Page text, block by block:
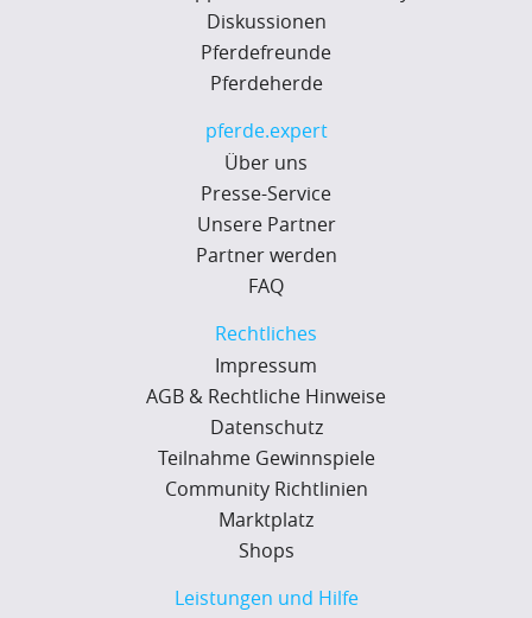
Diskussionen
Pferdefreunde
Pferdeherde
pferde.expert
Über uns
Presse-Service
Unsere Partner
Partner werden
FAQ
Rechtliches
Impressum
AGB & Rechtliche Hinweise
Datenschutz
Teilnahme Gewinnspiele
Community Richtlinien
Marktplatz
Shops
Leistungen und Hilfe